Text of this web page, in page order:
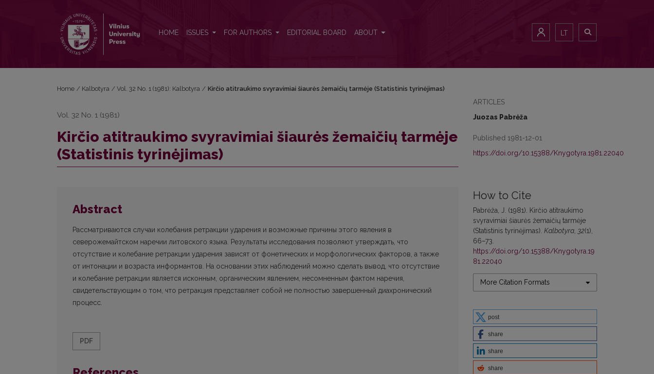
HOME ISSUES FOR AUTHORS EDITORIAL BOARD ABOUT LT
ARTICLES
Juozas Pabrėža
Published 1981-12-01
https://doi.org/10.15388/Knygotyra.1981.22040
How to Cite
Pabrėža, J. (1981). Kirčio atitraukimo
svyravimiai šiaurės žemaičių tarmėje
(Statistinis tyrinėjimas). Kalbotyra 32(1),
66–73.
https://doi.org/10.15388/Knygotyra.19
81.22040
More Citation Formats
post
share
share
share
Home / Kalbotyra / Vol. 32 No. 1 (1981): Kalbotyra / Kirčio atitraukimo svyravimiai šiaurės žemaičių tarmėje (Statistinis tyrinėjimas)
Vol. 32 No. 1 (1981)
Kirčio atitraukimo svyravimiai šiaurės žemaičių tarmėje
(Statistinis tyrinėjimas)
Abstract
Рассматриваются случаи колебания ретракции ударения и возможные причины этого явления в
северожемайтском наречии литовского языка. Результаты исследования позволяют утверждать, что
отсутствие и колебание ретракции ударения зависят от фонетических и морфологических факторов, а также
от интонации и возраста информантов. На основании этих наблюдений можно сделать вывод, что отсутствие
и колебание ретракции является исконным, органическим явлением, несомненным фактом наречия,
свидетельствующим о том, что ретракция представляет собой не полностью завершенный диахронический
процесс.
PDF